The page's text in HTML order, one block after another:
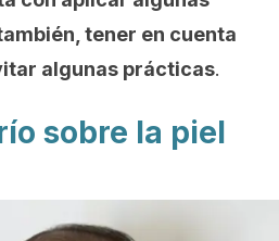
tener en cuenta
algunas prácticas.
sobre la piel